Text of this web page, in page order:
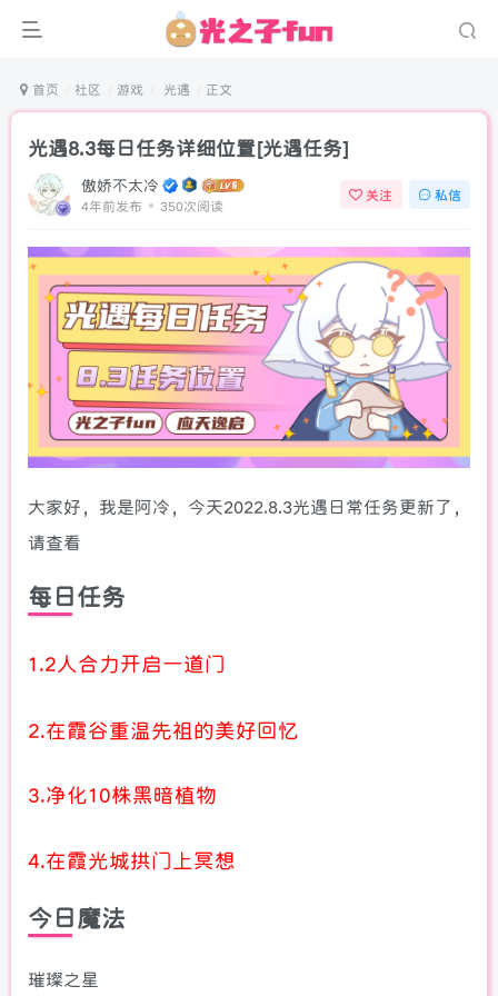
首页 社区 游戏 光遇 正文
光遇8.3每日任务详细位置[光遇任务]
傲娇不太冷
4年前发布 350次阅读
关注 私信
大家好，我是阿冷，今天2022.8.3光遇日常任务更新了，
请查看
每日任务
1.2人合力开启一道门
2.在霞谷重温先祖的美好回忆
3.净化10株黑暗植物
4.在霞光城拱门上冥想
今日魔法
璀璨之星